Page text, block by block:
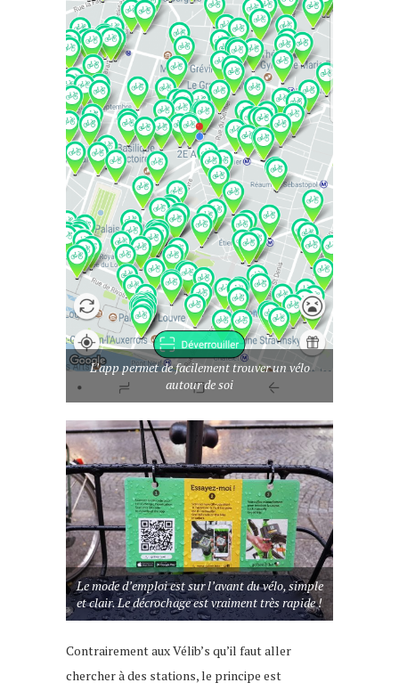
L’app permet de facilement trouver un vélo
autour de soi
Le mode d’emploi est sur l’avant du vélo, simple
et clair. Le décrochage est vraiment très rapide !
Contrairement aux Vélib’s qu’il faut aller
chercher à des stations, le principe est